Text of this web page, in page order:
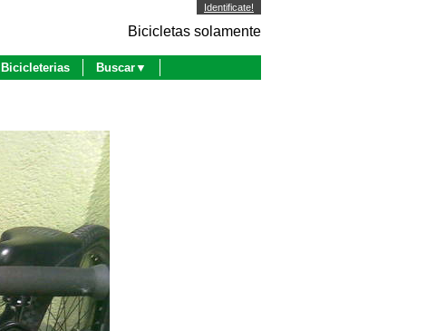
Identificate!
Bicicletas solamente
Bicicleterias Buscar▼